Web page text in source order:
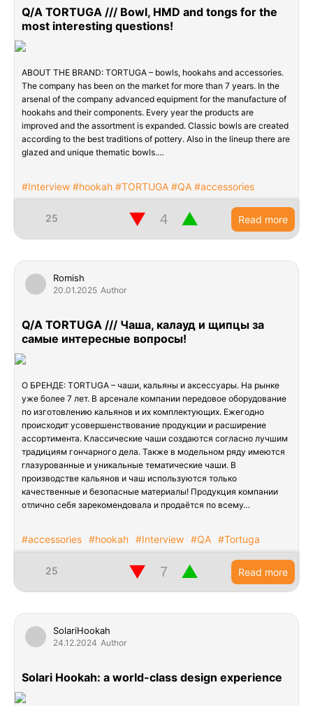
Q/A TORTUGA /// Bowl, HMD and tongs for the
most interesting questions!
ABOUT THE BRAND: TORTUGA – bowls, hookahs and accessories.
The company has been on the market for more than 7 years. In the
arsenal of the company advanced equipment for the manufacture of
hookahs and their components. Every year the products are
improved and the assortment is expanded. Classic bowls are created
according to the best traditions of pottery. Also in the lineup there are
glazed and unique thematic bowls.…
#Interview #hookah #TORTUGA #QA #accessories
25 ▲
▼ Read more
Romish
20.01.2025 Author
Q/A TORTUGA /// Чаша, калауд и щипцы за
самые интересные вопросы!
О БРЕНДЕ: TORTUGA – чаши, кальяны и аксессуары. На рынке
уже более 7 лет. В арсенале компании передовое оборудование
по изготовлению кальянов и их комплектующих. Ежегодно
происходит усовершенствование продукции и расширение
ассортимента. Классические чаши создаются согласно лучшим
традициям гончарного дела. Также в модельном ряду имеются
глазурованные и уникальные тематические чаши. В
производстве кальянов и чаш используются только
качественные и безопасные материалы! Продукция компании
отлично себя зарекомендовала и продаётся по всему…
#accessories #hookah #Interview #QA #Tortuga
25 ▲
▼ Read more
SolariHookah
24.12.2024 Author
Solari Hookah: a world-class design experience